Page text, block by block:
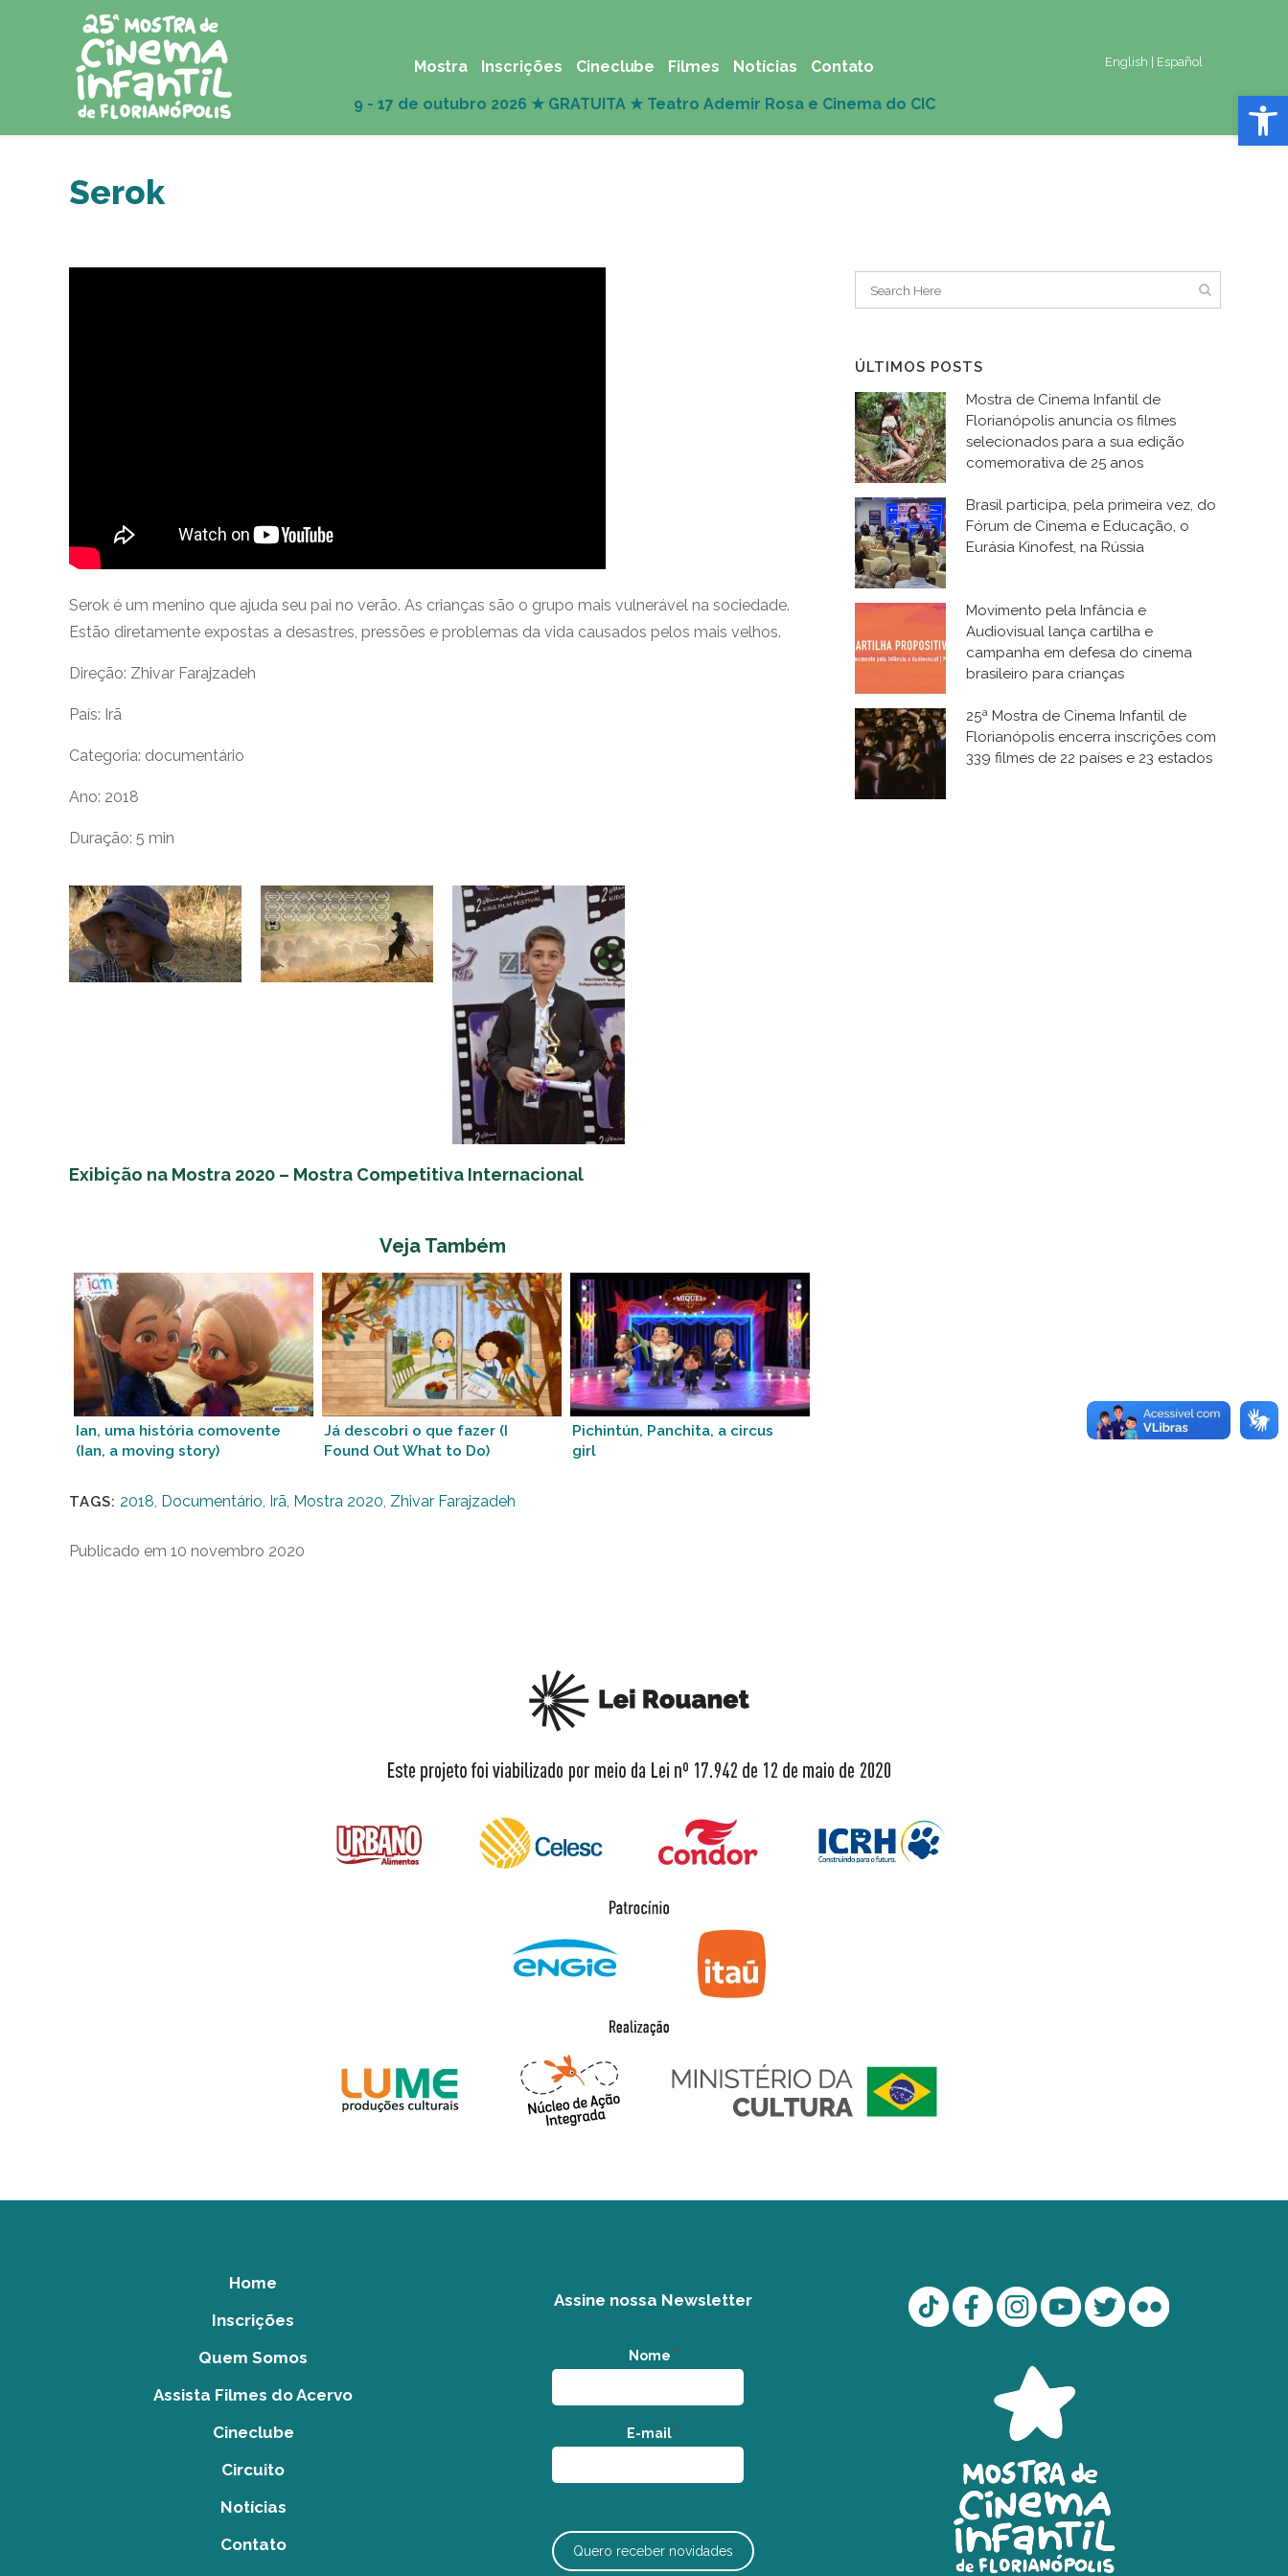
Abrir
English Español
Mostra Inscrições Cineclube Filmes Notícias Contato
Serok
Serok é um menino que ajuda seu pai no verão. As crianças são o grupo mais vulnerável na sociedade.
Estão diretamente expostas a desastres, pressões e problemas da vida causados pelos mais velhos.
Direção: Zhivar Farajzadeh
País: Irã
Categoria: documentário
Ano: 2018
Duração: 5 min
Exibição na Mostra 2020 – Mostra Competitiva Internacional
Veja Também
Ian, uma história comovente
(Ian, a moving story)
Já descobri o que fazer (I
Found Out What to Do)
Pichintún, Panchita, a circus
girl
TAGS: 2018, Documentário, Irã, Mostra 2020, Zhivar Farajzadeh
Publicado em 10 novembro 2020
ÚLTIMOS POSTS
Mostra de Cinema Infantil de
Florianópolis anuncia os filmes
selecionados para a sua edição
comemorativa de 25 anos
Brasil participa, pela primeira vez, do
Fórum de Cinema e Educação, o
Eurásia Kinofest, na Rússia
Movimento pela Infância e
Audiovisual lança cartilha e
campanha em defesa do cinema
brasileiro para crianças
25ª Mostra de Cinema Infantil de
Florianópolis encerra inscrições com
339 filmes de 22 países e 23 estados
Home
Inscrições
Quem Somos
Assista Filmes do Acervo
Cineclube
Circuito
Notícias
Contato
Assine nossa Newsletter
Nome *
E-mail *
Quero receber novidades